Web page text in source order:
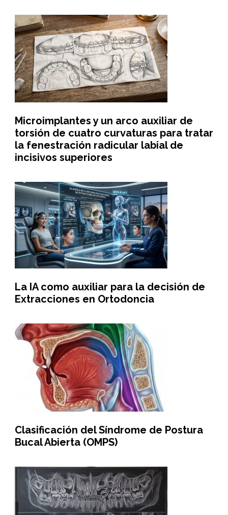
Microimplantes y un arco auxiliar de
torsión de cuatro curvaturas para tratar
la fenestración radicular labial de
incisivos superiores
La IA como auxiliar para la decisión de
Extracciones en Ortodoncia
Clasificación del Síndrome de Postura
Bucal Abierta (OMPS)